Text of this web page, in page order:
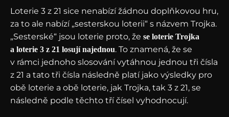
Loterie 3 z 21 sice nenabízí žádnou doplňkovou hru,
za to ale nabízí „sesterskou loterii“ s názvem Trojka.
„Sesterské“ jsou loterie proto, že se loterie Trojka
a loterie 3 z 21 losují najednou. To znamená, že se
v rámci jednoho slosování vytáhnou jednou tři čísla
z 21 a tato tři čísla následně platí jako výsledky pro
obě loterie a obě loterie, jak Trojka, tak 3 z 21, se
následně podle těchto tří čísel vyhodnocují.